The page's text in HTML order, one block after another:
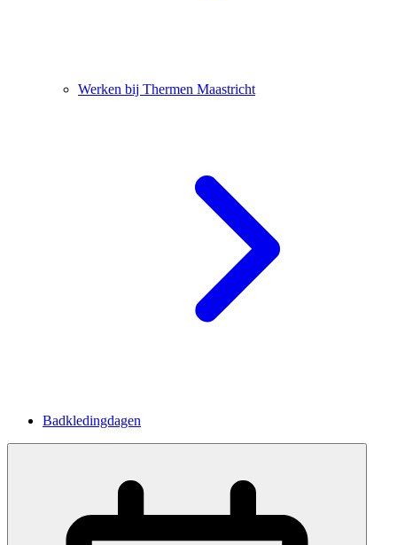
Werken bij Thermen Maastricht
Badkledingdagen